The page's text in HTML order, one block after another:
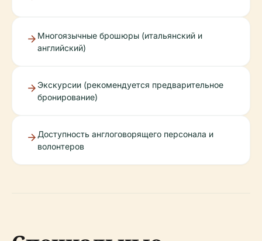
Многоязычные брошюры (итальянский и
английский)
Экскурсии (рекомендуется предварительное
бронирование)
Доступность англоговорящего персонала и
волонтеров